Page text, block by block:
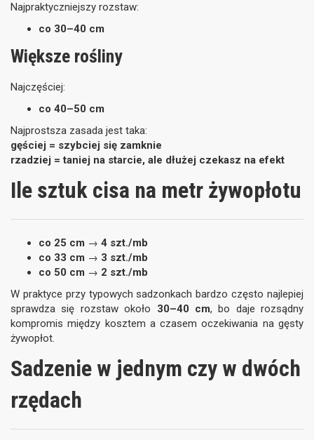
Najpraktyczniejszy rozstaw:
co 30–40 cm
Większe rośliny
Najczęściej:
co 40–50 cm
Najprostsza zasada jest taka:
gęściej = szybciej się zamknie
rzadziej = taniej na starcie, ale dłużej czekasz na efekt
Ile sztuk cisa na metr żywopłotu
co 25 cm → 4 szt./mb
co 33 cm → 3 szt./mb
co 50 cm → 2 szt./mb
W praktyce przy typowych sadzonkach bardzo często najlepiej
sprawdza się rozstaw około 30–40 cm, bo daje rozsądny
kompromis między kosztem a czasem oczekiwania na gęsty
żywopłot.
Sadzenie w jednym czy w dwóch
rzędach